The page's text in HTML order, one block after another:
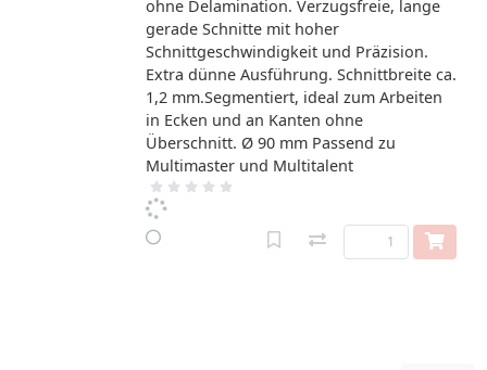
ohne Delamination. Verzugsfreie, lange
gerade Schnitte mit hoher
Schnittgeschwindigkeit und Präzision.
Extra dünne Ausführung. Schnittbreite ca.
1,2 mm.Segmentiert, ideal zum Arbeiten
in Ecken und an Kanten ohne
Überschnitt. Ø 90 mm Passend zu
Multimaster und Multitalent